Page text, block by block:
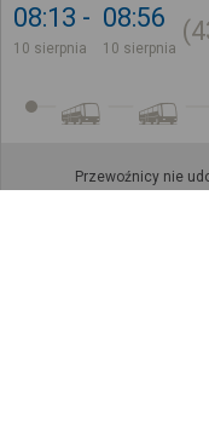
08:13
10 sierpnia
08:56
10 sierpnia
Przewoźnicy nie